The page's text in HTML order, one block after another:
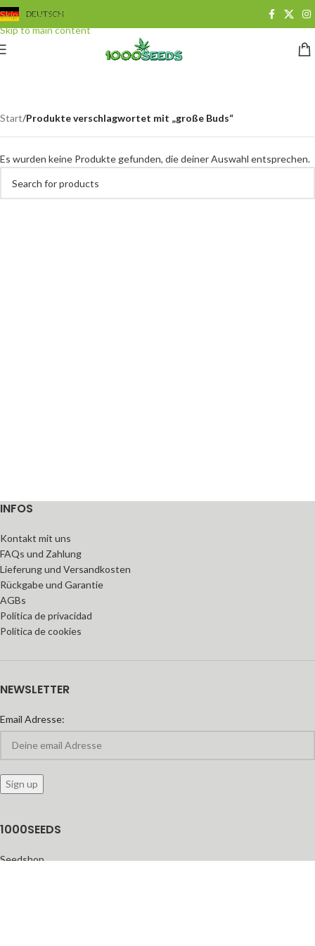
Skip to navigation
Skip to main content
DEUTSCH
Start/Produkte verschlagwortet mit „große Buds“
Es wurden keine Produkte gefunden, die deiner Auswahl entsprechen.
INFOS
Kontakt mit uns
FAQs und Zahlung
Lieferung und Versandkosten
Rückgabe und Garantie
AGBs
Política de privacidad
Política de cookies
NEWSLETTER
Email Adresse:
1000SEEDS
Seedshop